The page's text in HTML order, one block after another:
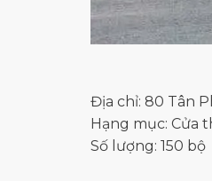
Địa chỉ: 80 Tân
Hạng mục: Cửa
Số lượng: 150 bộ